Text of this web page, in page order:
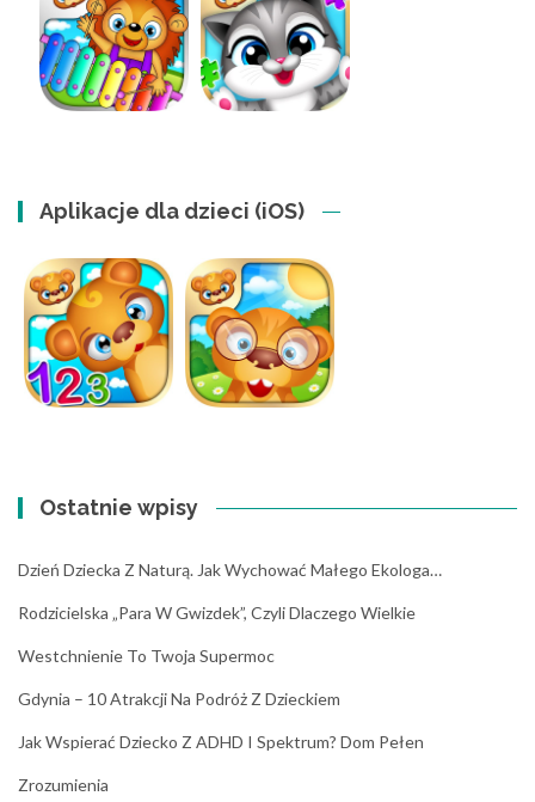
Aplikacje dla dzieci (iOS)
Ostatnie wpisy
Dzień Dziecka Z Naturą. Jak Wychować Małego Ekologa…
Rodzicielska „para W Gwizdek”, Czyli Dlaczego Wielkie
Westchnienie To Twoja Supermoc
Gdynia – 10 Atrakcji Na Podróż Z Dzieckiem
Jak Wspierać Dziecko Z ADHD I Spektrum? Dom Pełen
Zrozumienia